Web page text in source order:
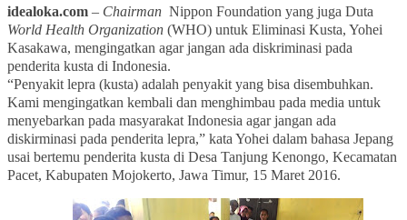
idealoka.com – Chairman Nippon Foundation yang juga Duta
World Health Organization (WHO) untuk Eliminasi Kusta, Yohei
Kasakawa, mengingatkan agar jangan ada diskriminasi pada
penderita kusta di Indonesia.
“Penyakit lepra (kusta) adalah penyakit yang bisa disembuhkan.
Kami mengingatkan kembali dan menghimbau pada media untuk
menyebarkan pada masyarakat Indonesia agar jangan ada
diskirminasi pada penderita lepra,” kata Yohei dalam bahasa Jepang
usai bertemu penderita kusta di Desa Tanjung Kenongo, Kecamatan
Pacet, Kabupaten Mojokerto, Jawa Timur, 15 Maret 2016.